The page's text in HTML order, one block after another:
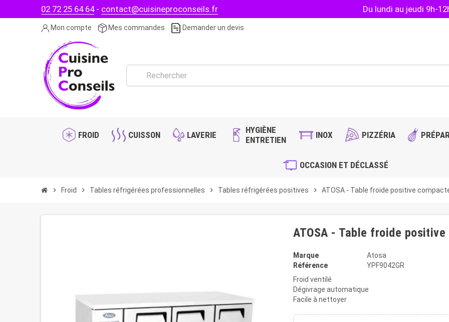
02 72 25 64 64- contact@cuisineproconseils.fr Du lundi au jeudi 9h-
Mon compte Mes commandes Demander un devis
FROID CUISSON LAVERIE
HYGIÈNE
ENTRETIEN
INOX PIZZÉRIA
OCCASION ET DÉCLASSÉ
chevron_right Froid chevron_right Tables réfrigérées professionnelles chevron_right Tables réfrigérées positives chevron_right ATOSA - Table froide positive
ATOSA - Table froide
Marque
Atosa
Référence
YPF9042GR
Froid ventilé
Dégivrage automatique
Facile à nettoyer